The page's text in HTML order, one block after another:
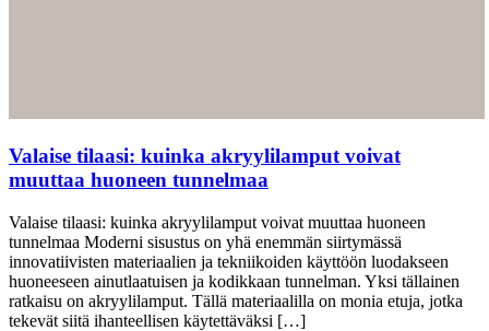
Valaise tilaasi: kuinka akryylilamput voivat
muuttaa huoneen tunnelmaa
Valaise tilaasi: kuinka akryylilamput voivat muuttaa huoneen
tunnelmaa Moderni sisustus on yhä enemmän siirtymässä
innovatiivisten materiaalien ja tekniikoiden käyttöön luodakseen
huoneeseen ainutlaatuisen ja kodikkaan tunnelman. Yksi tällainen
ratkaisu on akryylilamput. Tällä materiaalilla on monia etuja, jotka
tekevät siitä ihanteellisen käytettäväksi […]